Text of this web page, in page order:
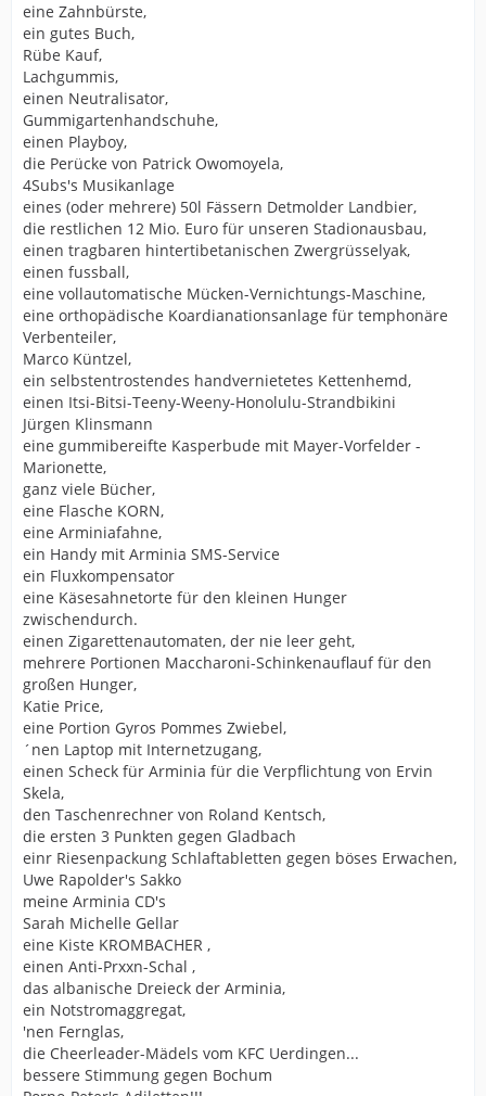
eine Zahnbürste,
ein gutes Buch,
Rübe Kauf,
Lachgummis,
einen Neutralisator,
Gummigartenhandschuhe,
einen Playboy,
die Perücke von Patrick Owomoyela,
4Subs's Musikanlage
eines (oder mehrere) 50l Fässern Detmolder Landbier,
die restlichen 12 Mio. Euro für unseren Stadionausbau,
einen tragbaren hintertibetanischen Zwergrüsselyak,
einen fussball,
eine vollautomatische Mücken-Vernichtungs-Maschine,
eine orthopädische Koardianationsanlage für temphonäre
Verbenteiler,
Marco Küntzel,
ein selbstentrostendes handvernietetes Kettenhemd,
einen Itsi-Bitsi-Teeny-Weeny-Honolulu-Strandbikini
Jürgen Klinsmann
eine gummibereifte Kasperbude mit Mayer-Vorfelder -
Marionette,
ganz viele Bücher,
eine Flasche KORN,
eine Arminiafahne,
ein Handy mit Arminia SMS-Service
ein Fluxkompensator
eine Käsesahnetorte für den kleinen Hunger
zwischendurch.
einen Zigarettenautomaten, der nie leer geht,
mehrere Portionen Maccharoni-Schinkenauflauf für den
großen Hunger,
Katie Price,
eine Portion Gyros Pommes Zwiebel,
´nen Laptop mit Internetzugang,
einen Scheck für Arminia für die Verpflichtung von Ervin
Skela,
den Taschenrechner von Roland Kentsch,
die ersten 3 Punkten gegen Gladbach
einr Riesenpackung Schlaftabletten gegen böses Erwachen,
Uwe Rapolder's Sakko
meine Arminia CD's
Sarah Michelle Gellar
eine Kiste KROMBACHER ,
einen Anti-Prxxn-Schal ,
das albanische Dreieck der Arminia,
ein Notstromaggregat,
'nen Fernglas,
die Cheerleader-Mädels vom KFC Uerdingen...
bessere Stimmung gegen Bochum